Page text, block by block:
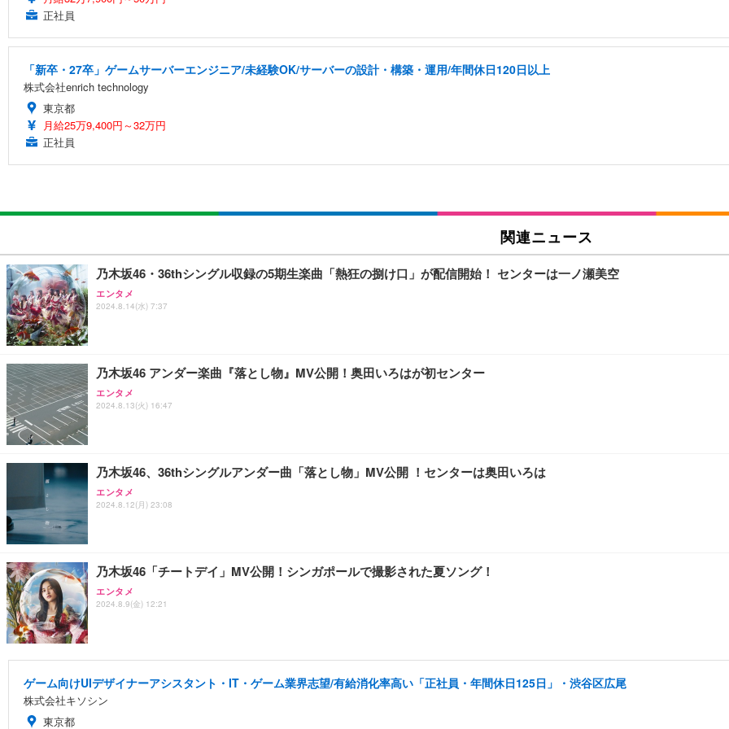
正社員
「新卒・27卒」ゲームサーバーエンジニア/未経験OK/サーバーの設計・構築・運用/年間休日120日以上
株式会社enrich technology
東京都
月給25万9,400円～32万円
正社員
関連ニュース
乃木坂46・36thシングル収録の5期生楽曲「熱狂の捌け口」が配信開始！ センターは一ノ瀬美空
エンタメ
2024.8.14(水) 7:37
乃木坂46 アンダー楽曲『落とし物』MV公開！奥田いろはが初センター
エンタメ
2024.8.13(火) 16:47
乃木坂46、36thシングルアンダー曲「落とし物」MV公開 ！センターは奥田いろは
エンタメ
2024.8.12(月) 23:08
乃木坂46「チートデイ」MV公開！シンガポールで撮影された夏ソング！
エンタメ
2024.8.9(金) 12:21
ゲーム向けUIデザイナーアシスタント・IT・ゲーム業界志望/有給消化率高い「正社員・年間休日125日」・渋谷区広尾
株式会社キソシン
東京都